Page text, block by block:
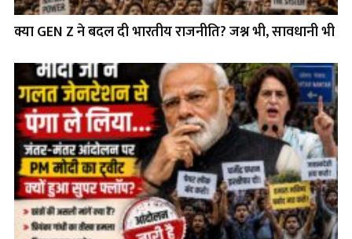
क्या GEN Z ने बदल दी भारतीय राजनीति? जश्न भी, सावधानी भी